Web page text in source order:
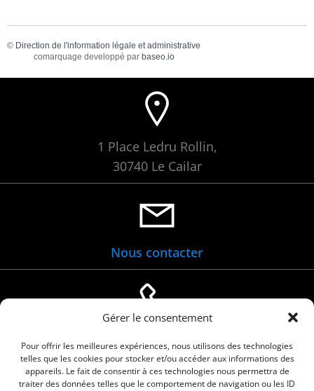
Gérer le consentement
Pour offrir les meilleures expériences, nous utilisons des technologies
telles que les cookies pour stocker et/ou accéder aux informations des
appareils. Le fait de consentir à ces technologies nous permettra de
traiter des données telles que le comportement de navigation ou les ID
© Direction de l'information légale et administrative
comarquage developpé par baseo.io
1 Place Ledru Rollin,
30740 Le Cailar
Nous contacter
04 66 88 01 05